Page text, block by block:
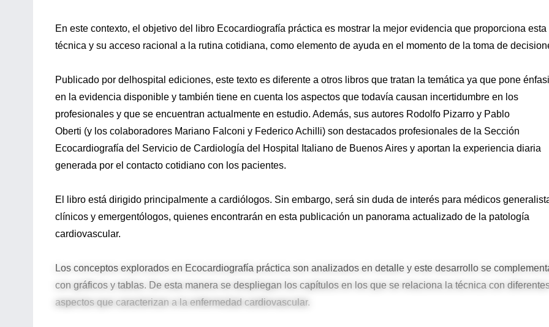
En este contexto, el objetivo del libro Ecocardiografía práctica es mostrar la mejor evidencia que proporciona esta
técnica y su acceso racional a la rutina cotidiana, como elemento de ayuda en el momento de la toma de
Publicado por delhospital ediciones, este texto es diferente a otros libros que tratan la temática ya que pone
en la evidencia disponible y también tiene en cuenta los aspectos que todavía causan incertidumbre en los
profesionales y que se encuentran actualmente en estudio. Además, sus autores Rodolfo Pizarro y Pablo
Oberti (y los colaboradores Mariano Falconi y Federico Achilli) son destacados profesionales de la Sección
Ecocardiografía del Servicio de Cardiología del Hospital Italiano de Buenos Aires y aportan la experiencia diaria
generada por el contacto cotidiano con los pacientes.
El libro está dirigido principalmente a cardiólogos. Sin embargo, será sin duda de interés para médicos
clínicos y emergentólogos, quienes encontrarán en esta publicación un panorama actualizado de la patología
cardiovascular.
Los conceptos explorados en Ecocardiografía práctica son analizados en detalle y este desarrollo se
con gráficos y tablas. De esta manera se despliegan los capítulos en los que se relaciona la técnica con
aspectos que caracterizan a la enfermedad cardiovascular.